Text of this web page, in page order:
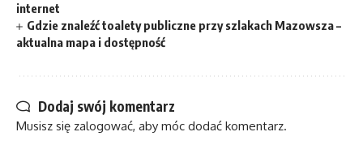
internet
Gdzie znaleźć toalety publiczne przy szlakach Mazowsza –
aktualna mapa i dostępność
Dodaj swój komentarz
Musisz się zalogować, aby móc dodać komentarz.